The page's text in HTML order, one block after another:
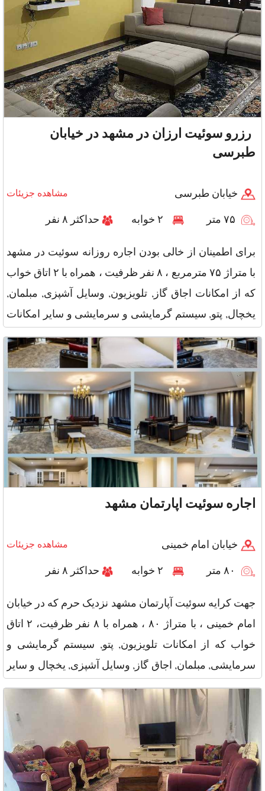
رزرو سوئیت ارزان در مشهد در خیابان
طبرسی
خیابان طبرسی مشاهده جزیئات
حداکثر ۸ نفر
برای اطمینان از خالی بودن اجاره روزانه سوئیت در مشهد
با متراژ ۷۵ مترمربع ، ۸ نفر ظرفیت ، همراه با ۲ اتاق خواب
که از امکانات اجاق گاز, تلویزیون, وسایل آشپزی, مبلمان,
یخچال, پتو, سیستم گرمایشی و سرمایشی و سایر امکانات
جانب
اجاره سوئیت اپارتمان مشهد
خیابان امام خمینی مشاهده جزیئات
حداکثر ۸ نفر
جهت کرایه سوئیت آپارتمان مشهد نزدیک حرم که در خیابان
امام خمینی ، با متراژ ۸۰ ، همراه با ۸ نفر ظرفیت، ۲ اتاق
خواب که از امکانات تلویزیون, پتو, سیستم گرمایشی و
سرمایشی, مبلمان, اجاق گاز, وسایل آشپزی, یخچال و سایر
امکانات